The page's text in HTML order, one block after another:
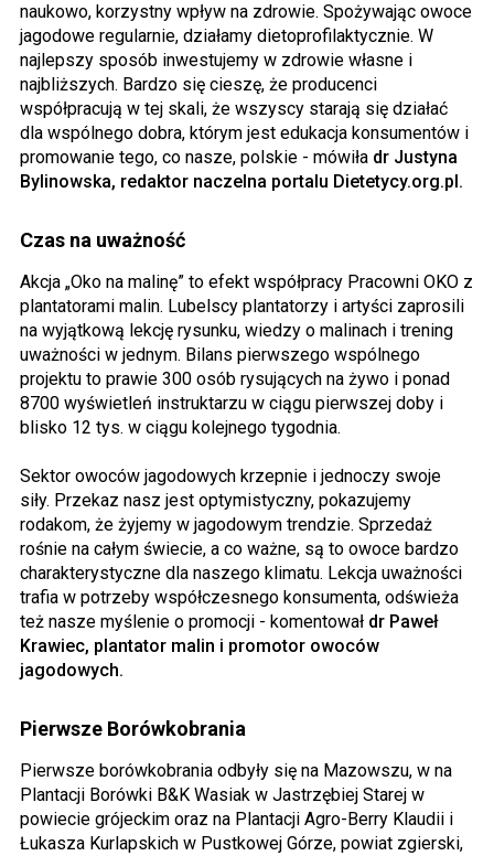
naukowo, korzystny wpływ na zdrowie. Spożywając owoce
jagodowe regularnie, działamy dietoprofilaktycznie. W
najlepszy sposób inwestujemy w zdrowie własne i
najbliższych. Bardzo się cieszę, że producenci
współpracują w tej skali, że wszyscy starają się działać
dla wspólnego dobra, którym jest edukacja konsumentów i
promowanie tego, co nasze, polskie - mówiła dr Justyna
Bylinowska, redaktor naczelna portalu Dietetycy.org.pl.
Czas na uważność
Akcja „Oko na malinę” to efekt współpracy Pracowni OKO z
plantatorami malin. Lubelscy plantatorzy i artyści zaprosili
na wyjątkową lekcję rysunku, wiedzy o malinach i trening
uważności w jednym. Bilans pierwszego wspólnego
projektu to prawie 300 osób rysujących na żywo i ponad
8700 wyświetleń instruktarzu w ciągu pierwszej doby i
blisko 12 tys. w ciągu kolejnego tygodnia.
Sektor owoców jagodowych krzepnie i jednoczy swoje
siły. Przekaz nasz jest optymistyczny, pokazujemy
rodakom, że żyjemy w jagodowym trendzie. Sprzedaż
rośnie na całym świecie, a co ważne, są to owoce bardzo
charakterystyczne dla naszego klimatu. Lekcja uważności
trafia w potrzeby współczesnego konsumenta, odświeża
też nasze myślenie o promocji - komentował dr Paweł
Krawiec, plantator malin i promotor owoców
jagodowych.
Pierwsze Borówkobrania
Pierwsze borówkobrania odbyły się na Mazowszu, w na
Plantacji Borówki B&K Wasiak w Jastrzębiej Starej w
powiecie grójeckim oraz na Plantacji Agro-Berry Klaudii i
Łukasza Kurlapskich w Pustkowej Górze, powiat zgierski,